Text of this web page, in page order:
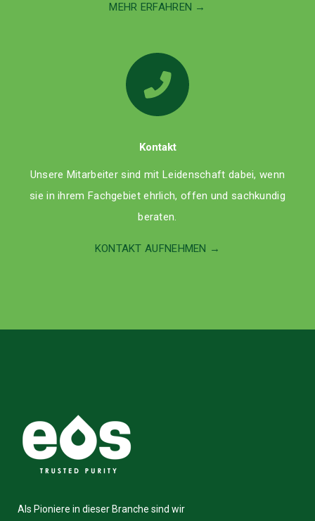
MEHR ERFAHREN →
Kontakt
Unsere Mitarbeiter sind mit Leidenschaft dabei, wenn
sie in ihrem Fachgebiet ehrlich, offen und sachkundig
beraten.
KONTAKT AUFNEHMEN →
Als Pioniere in dieser Branche sind wir